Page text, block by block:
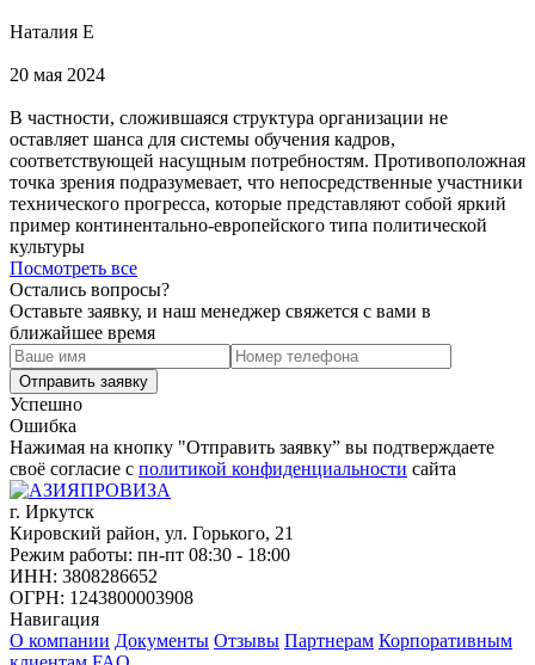
Наталия Е
20 мая 2024
В частности, сложившаяся структура организации не
оставляет шанса для системы обучения кадров,
соответствующей насущным потребностям. Противоположная
точка зрения подразумевает, что непосредственные участники
технического прогресса, которые представляют собой яркий
пример континентально-европейского типа политической
культуры
Посмотреть все
Остались вопросы?
Оставьте заявку, и наш менеджер свяжется с вами в
ближайшее время
Успешно
Ошибка
Нажимая на кнопку "Отправить заявку” вы подтверждаете
своё согласие с политикой конфиденциальности сайта
г. Иркутск
Кировский район, ул. Горького, 21
Режим работы: пн-пт 08:30 - 18:00
ИНН: 3808286652
ОГРН: 1243800003908
Навигация
О компании Документы Отзывы Партнерам Корпоративным